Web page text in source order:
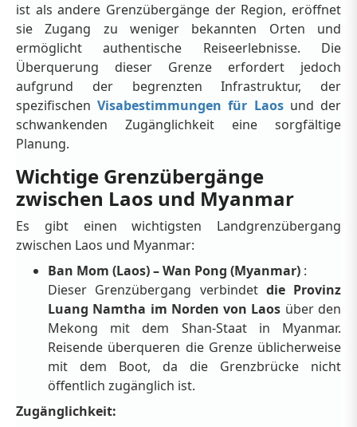
ist als andere Grenzübergänge der Region, eröffnet
sie Zugang zu weniger bekannten Orten und
ermöglicht authentische Reiseerlebnisse. Die
Überquerung dieser Grenze erfordert jedoch
aufgrund der begrenzten Infrastruktur, der
spezifischenVisabestimmungen für Laosund der
schwankenden Zugänglichkeit eine sorgfältige
Planung.
Wichtige Grenzübergänge
zwischen Laos und Myanmar
Es gibt einen wichtigsten Landgrenzübergang
zwischen Laos und Myanmar:
Ban Mom (Laos) – Wan Pong (Myanmar) :
Dieser Grenzübergang verbindet die Provinz
Luang Namtha im Norden von Laos über den
Mekong mit dem Shan-Staat in Myanmar.
Reisende überqueren die Grenze üblicherweise
mit dem Boot, da die Grenzbrücke nicht
öffentlich zugänglich ist.
Zugänglichkeit: